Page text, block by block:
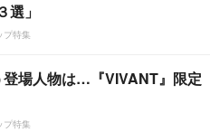
選」
プ特集
登場人物は…『VIVANT』限定
プ特集